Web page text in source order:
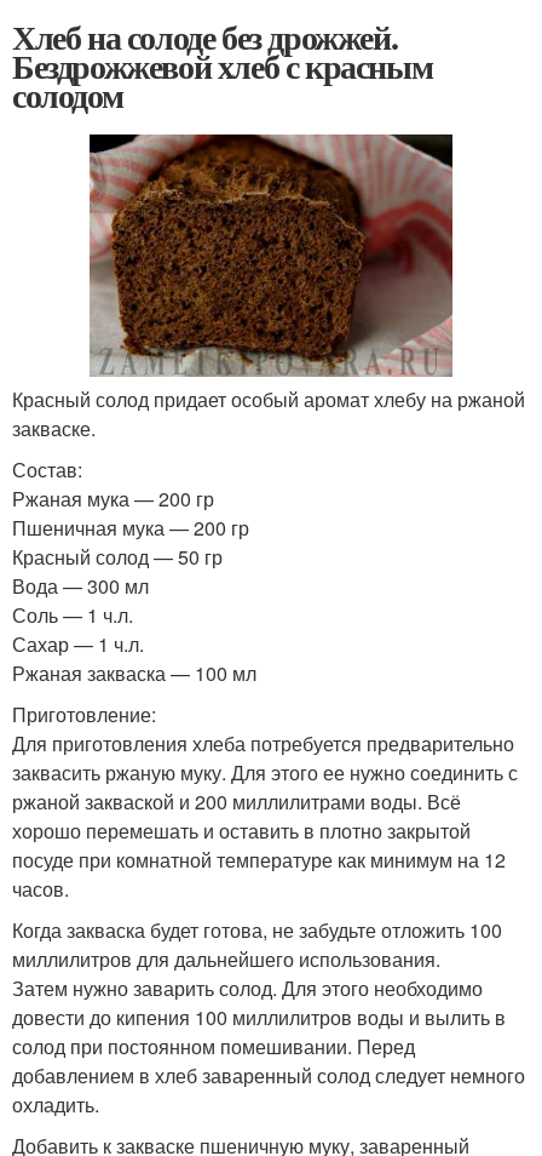
Хлеб на солоде без дрожжей.
Бездрожжевой хлеб с красным
солодом
Красный солод придает особый аромат хлебу на ржаной
закваске.
Состав:
Ржаная мука — 200 гр
Пшеничная мука — 200 гр
Красный солод — 50 гр
Вода — 300 мл
Соль — 1 ч.л.
Сахар — 1 ч.л.
Ржаная закваска — 100 мл
Приготовление:
Для приготовления хлеба потребуется предварительно
заквасить ржаную муку. Для этого ее нужно соединить с
ржаной закваской и 200 миллилитрами воды. Всё
хорошо перемешать и оставить в плотно закрытой
посуде при комнатной температуре как минимум на 12
часов.
Когда закваска будет готова, не забудьте отложить 100
миллилитров для дальнейшего использования.
Затем нужно заварить солод. Для этого необходимо
довести до кипения 100 миллилитров воды и вылить в
солод при постоянном помешивании. Перед
добавлением в хлеб заваренный солод следует немного
охладить.
Добавить к закваске пшеничную муку, заваренный